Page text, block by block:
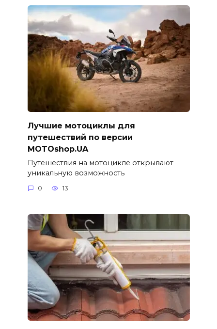
Лучшие мотоциклы для
путешествий по версии
MOTOshop.UA
Путешествия на мотоцикле открывают
уникальную возможность
0 13